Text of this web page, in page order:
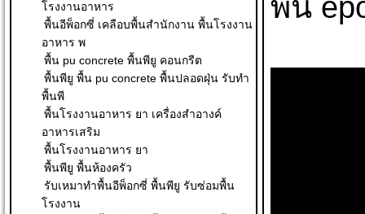
โรงงานอาหาร
พื้นอีพ็อกซี่ เคลือบพื้นสำนักงาน พื้นโรงงาน
อาหาร พ
พื้น pu concrete พื้นพียู คอนกรีต
พื้นพียู พื้น pu concrete พื้นปลอดฝุ่น รับทำ
พื้นพี
พื้นโรงงานอาหาร ยา เครื่องสำอางค์
อาหารเสริม
พื้นโรงงานอาหาร ยา
พื้นพียู พื้นห้องครัว
รับเหมาทำพื้นอีพ็อกซี่ พื้นพียู รับซ่อมพื้น
โรงงาน